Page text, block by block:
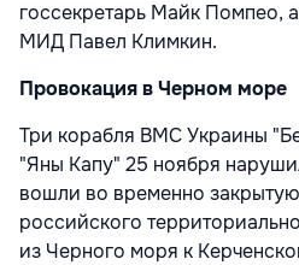
госсекретарь Майк Помпео,
МИД Павел Климкин.
Провокация в Черном море
Три корабля ВМС Украины
"Яны Капу" 25 ноября
вошли во временно
российского
из Черного моря к